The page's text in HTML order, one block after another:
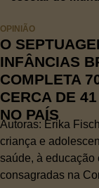
OPINIÃO
O
INFÂNCIAS
COMPLETA
CERCA DE
NO PAÍS
Autoras: Erika
criança e
saúde, à educação
consagradas na